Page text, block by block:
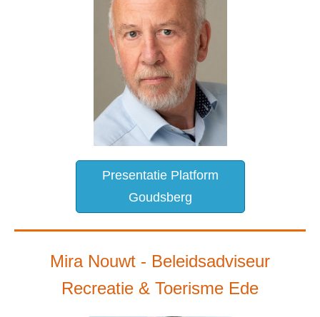
Presentatie Platform
Goudsberg
Mira Nouwt - Beleidsadviseur
Recreatie & Toerisme Ede